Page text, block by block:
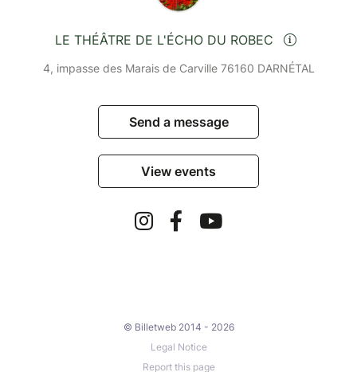
LE THÉÂTRE DE L'ÉCHO DU ROBEC
4, impasse des Marais de Carville 76160 DARNÉTAL
Send a message
View events
© Billetweb 2014 - 2026
Legal Notice
Report this page